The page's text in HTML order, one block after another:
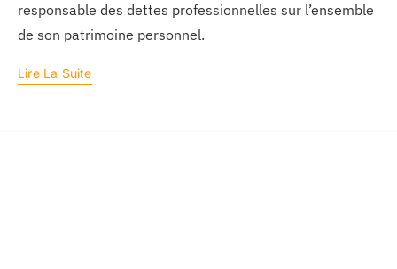
responsable des dettes professionnelles sur l’ensemble
de son patrimoine personnel.
Lire La Suite